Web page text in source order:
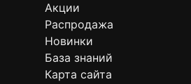
Акции
Распродажа
Новинки
База знаний
Карта сайта